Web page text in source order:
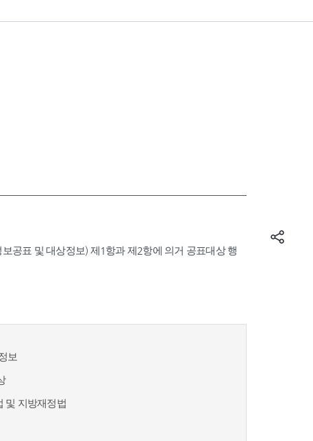
공표 및 대상정보) 제1항과 제2항에 의거 공표대상 행
보
및 지방재정법